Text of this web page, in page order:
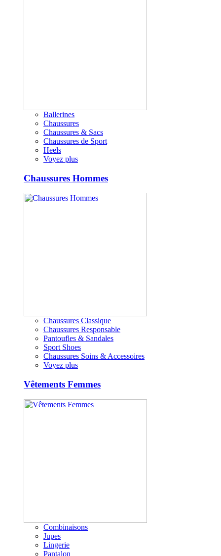
Ballerines
Chaussures
Chaussures & Sacs
Chaussures de Sport
Heels
Voyez plus
Chaussures Hommes
Chaussures Classique
Chaussures Responsable
Pantoufles & Sandales
Sport Shoes
Chaussures Soins & Accessoires
Voyez plus
Vêtements Femmes
Combinaisons
Jupes
Lingerie
Pantalon